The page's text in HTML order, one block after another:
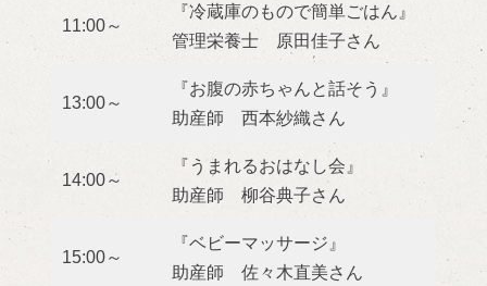
11:00～
『冷蔵庫のもので簡単ごはん』
管理栄養士 原田佳子さん
13:00～
『お腹の赤ちゃんと話そう』
助産師 西本紗織さん
14:00～
『うまれるおはなし会』
助産師 柳谷典子さん
15:00～
『ベビーマッサージ』
助産師 佐々木直美さん